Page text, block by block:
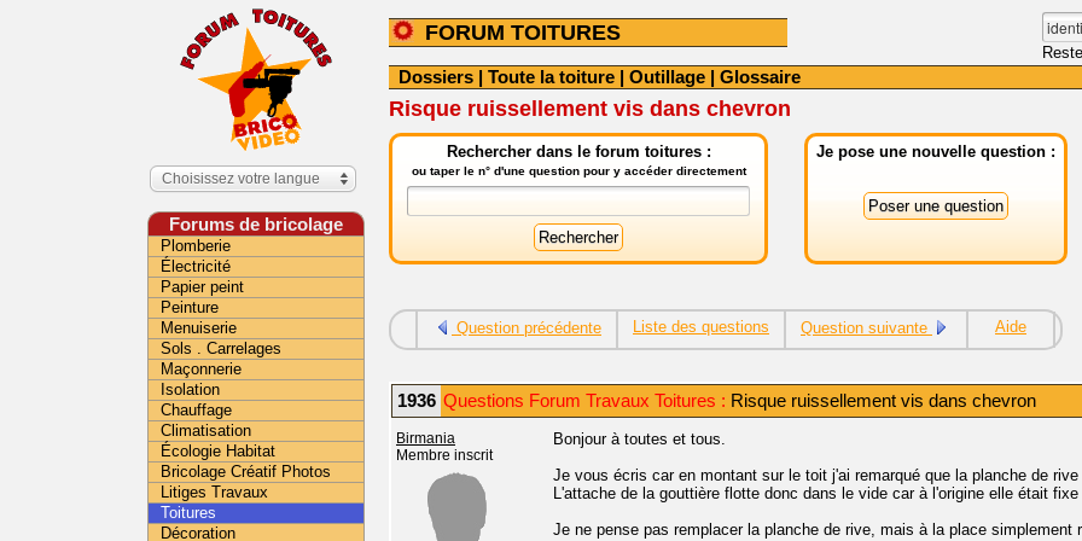
FORUM TOITURES
Dossiers | Toute la toiture | Outillage | Glossaire
Risque ruissellement vis dans chevron
Rechercher dans le forum toitures :
ou taper le n° d'une question pour y accéder directement
Je pose une nouvelle question :
Question précédente Liste des questions Question suivante Aide
1936 Questions Forum Travaux Toitures : Risque ruissellement vis dans chevron
Birmania
Membre inscrit
Bonjour à toutes et tous.
Je vous écris car en montant sur le toit j'ai remarqué que la planche de
L'attache de la gouttière flotte donc dans le vide car à l'origine elle était
Je ne pense pas remplacer la planche de rive, mais à la place
Choisissez votre langue
Forums de bricolage
Plomberie
Électricité
Papier peint
Peinture
Menuiserie
Sols . Carrelages
Maçonnerie
Isolation
Chauffage
Climatisation
Écologie Habitat
Bricolage Créatif Photos
Litiges Travaux
Toitures
Décoration